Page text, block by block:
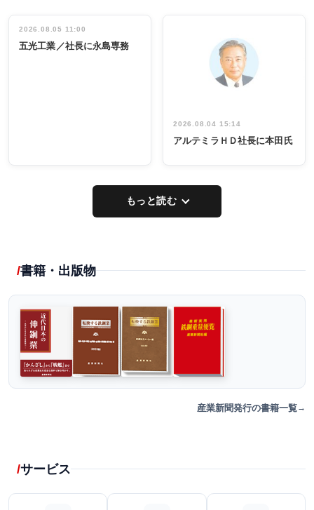
インタビュ
ー／社内ア
祝う 業界関
係者ら220人
出席
2026.08.05 11:00
五光工業／社長に永島専務
2026.08.04 15:14
アルテミラＨＤ社長に本田氏
もっと読む
書籍・出版物
産業新聞発行の書籍一覧
サービス